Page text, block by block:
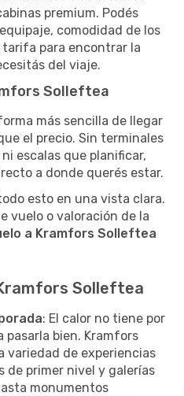
premium. Podés
comodidad de los
para encontrar la
del viaje.
Solleftea
más sencilla de llegar
el precio. Sin terminales
escalas que planificar,
a donde querés estar.
esto en una vista clara.
vuelo o valoración de la
a Kramfors Solleftea
Solleftea
: El calor no tiene por
pasarla bien. Kramfors
variedad de experiencias
de primer nivel y galerías
monumentos